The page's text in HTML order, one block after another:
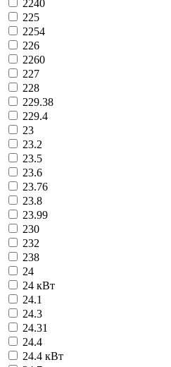
2240
225
2254
226
2260
227
228
229.38
229.4
23
23.2
23.5
23.6
23.76
23.8
23.99
230
232
238
24
24 кВт
24.1
24.3
24.31
24.4
24.4 кВт